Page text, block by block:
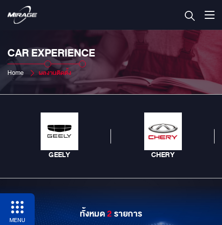
CAR EXPERIENCE
Home ผลงานติดตั้ง
GEELY CHERY
MENU ทั้งหมด2รายการ